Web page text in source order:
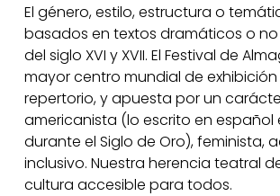
El género, estilo, estructura o
basados en textos dramáticos o
del siglo XVI y XVII. El Festival de
mayor centro mundial de
repertorio, y apuesta por un
americanista (lo escrito en español
durante el Siglo de Oro), feminista,
inclusivo. Nuestra herencia teatral
cultura accesible para todos.